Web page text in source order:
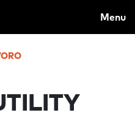
NAVIGATION
Menu